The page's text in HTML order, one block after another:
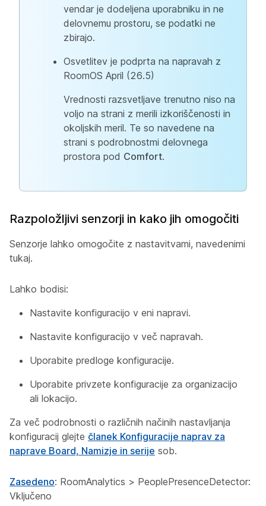
vendar je dodeljena uporabniku in ne
delovnemu prostoru, se podatki ne
zbirajo.
Osvetlitev je podprta na napravah z
RoomOS April (26.5)
Vrednosti razsvetljave trenutno niso na
voljo na strani z merili izkoriščenosti in
okoljskih meril. Te so navedene na
strani s podrobnostmi delovnega
prostora pod Comfort.
Razpoložljivi senzorji in kako jih omogočiti
Senzorje lahko omogočite z nastavitvami, navedenimi
tukaj.
Lahko bodisi:
Nastavite konfiguracijo v eni napravi.
Nastavite konfiguracijo v več napravah.
Uporabite predloge konfiguracije.
Uporabite privzete konfiguracije za organizacijo
ali lokacijo.
Za več podrobnosti o različnih načinih nastavljanja
konfiguracij glejte članek Konfiguracije naprav za
naprave Board, Namizje in serije sob.
Zasedeno: RoomAnalytics > PeoplePresenceDetector:
Vključeno